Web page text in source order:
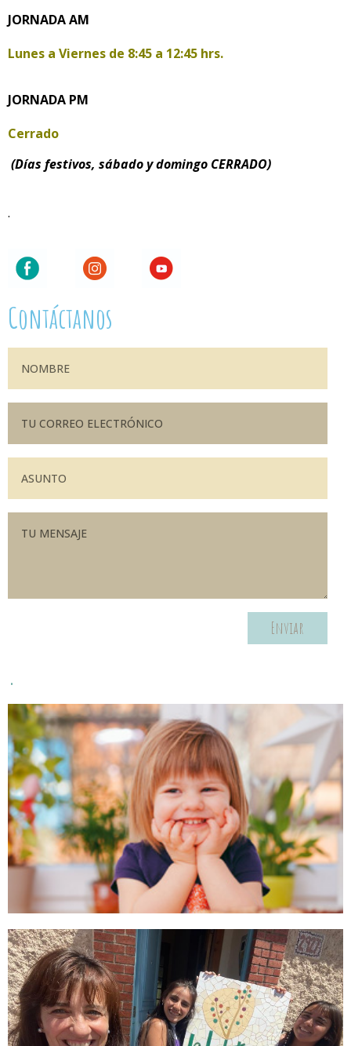
JORNADA AM
Lunes a Viernes de 8:45 a 12:45 hrs.
JORNADA PM
Cerrado
(Días festivos, sábado y domingo CERRADO)
.
Contáctanos
Enviar
.